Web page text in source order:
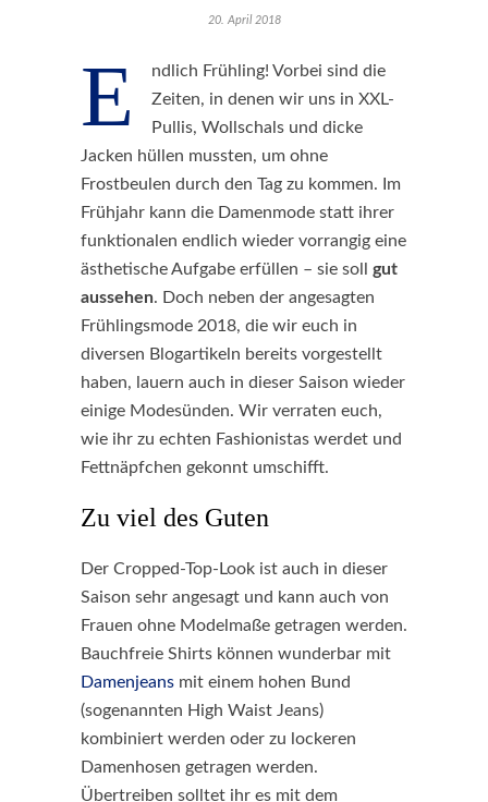
20. April 2018
E
ndlich Frühling! Vorbei sind die
Zeiten, in denen wir uns in XXL-
Pullis, Wollschals und dicke
Jacken hüllen mussten, um ohne
Frostbeulen durch den Tag zu kommen. Im
Frühjahr kann die Damenmode statt ihrer
funktionalen endlich wieder vorrangig eine
ästhetische Aufgabe erfüllen – sie soll gut
aussehen. Doch neben der angesagten
Frühlingsmode 2018, die wir euch in
diversen Blogartikeln bereits vorgestellt
haben, lauern auch in dieser Saison wieder
einige Modesünden. Wir verraten euch,
wie ihr zu echten Fashionistas werdet und
Fettnäpfchen gekonnt umschifft.
Zu viel des Guten
Der Cropped-Top-Look ist auch in dieser
Saison sehr angesagt und kann auch von
Frauen ohne Modelmaße getragen werden.
Bauchfreie Shirts können wunderbar mit
Damenjeans mit einem hohen Bund
(sogenannten High Waist Jeans)
kombiniert werden oder zu lockeren
Damenhosen getragen werden.
Übertreiben solltet ihr es mit dem